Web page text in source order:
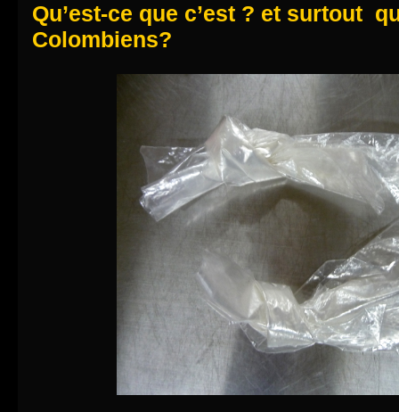
Qu’est-ce que c’est ? et surtout
Colombiens?